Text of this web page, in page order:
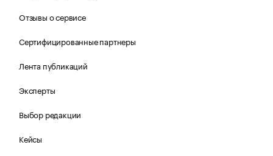
Отзывы о сервисе
Сертифицированные партнеры
Лента публикаций
Эксперты
Выбор редакции
Кейсы